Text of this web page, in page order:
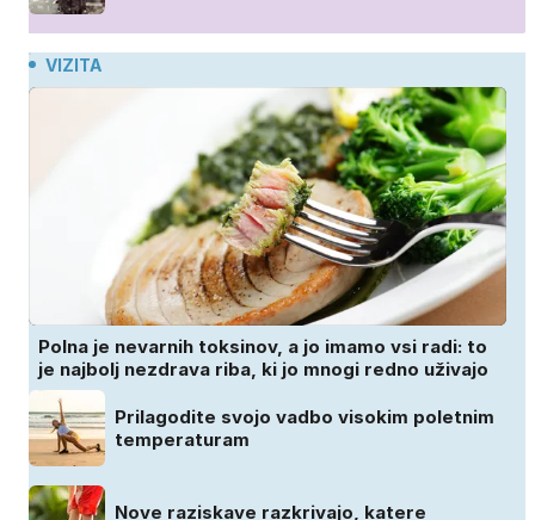
VIZITA
Polna je nevarnih toksinov, a jo imamo vsi radi: to
je najbolj nezdrava riba, ki jo mnogi redno uživajo
Prilagodite svojo vadbo visokim poletnim
temperaturam
Nove raziskave razkrivajo, katere